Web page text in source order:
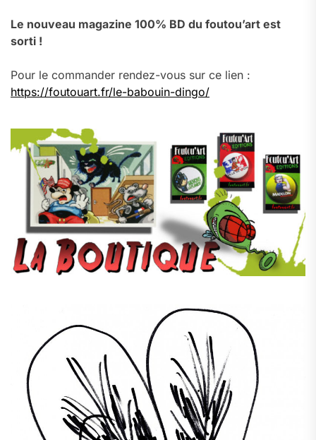
Le nouveau magazine 100% BD du foutou’art est
sorti !
Pour le commander rendez-vous sur ce lien :
https://foutouart.fr/le-babouin-dingo/